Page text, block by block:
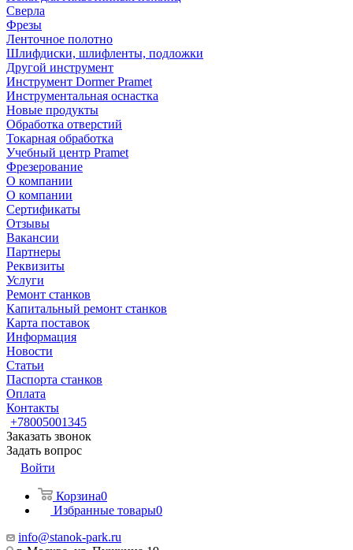
Сверла
Фрезы
Ленточное полотно
Шлифдиски, шлифленты, подложки
Другой инструмент
Инструмент Dormer Pramet
Инструментальная оснастка
Новые продукты
Обработка отверстий
Токарная обработка
Учебный центр Pramet
Фрезерование
О компании
О компании
Сертификаты
Отзывы
Вакансии
Партнеры
Реквизиты
Услуги
Ремонт станков
Капитальный ремонт станков
Карта поставок
Информация
Новости
Статьи
Паспорта станков
Оплата
Контакты
+78005001345
Заказать звонок
Задать вопрос
Войти
Корзина0
Избранные товары0
info@stanok-park.ru